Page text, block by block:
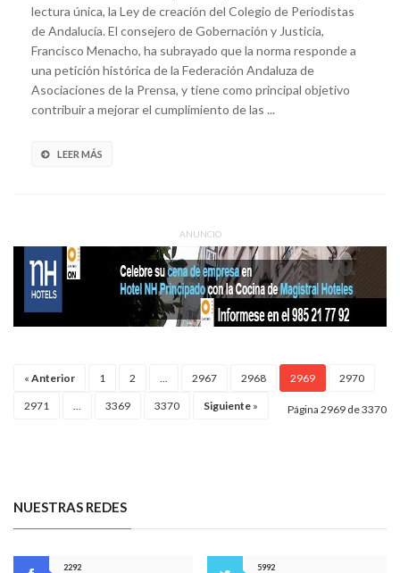
lectura única, la Ley de creación del Colegio de Periodistas
de Andalucía. El consejero de Gobernación y Justicia,
Francisco Menacho, ha subrayado que la norma responde a
una petición histórica de la Federación Andaluza de
Asociaciones de la Prensa, y tiene como principal objetivo
contribuir a mejorar el cumplimiento de las ...
LEER MÁS
ANUNCIO
« Anterior 1 2 2967 2968 2969 2970
2971 3369 3370 Siguiente » Página 2969 de 3370
NUESTRAS REDES
2292
5992